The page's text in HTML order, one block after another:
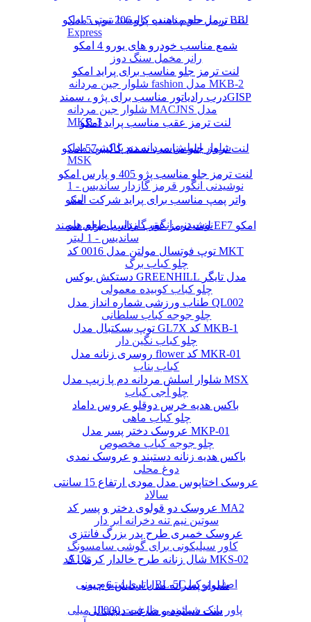
ریمل حجم دهنده کالیستا بیوتی مدل BB
Express
رانر مخمل سنگ دوز
شلوار جین مردانه fashion مدل MKB-2
شلوار جین مردانه MACJNS مدل
MKB-3
شلوار اسلش مردانه دم پا کشی مدل
MSK
نوشیدنی انگور قرمز گازدار ساندیس - 1
لیتر
نوشیدنی انگور گازدار با طعم هلو
ساندیس - 1 لیتر
چلو کباب برگ
چلو کباب کوبیده معمولی
چلو جوجه کباب سلطانی
چلو کباب نگین دار
کباب بناب
چلو آجی کباب
چلو کباب ماهی
چلو جوجه کباب مخصوص
دوغ محلی
سالاد
سوتین نیم تنه دخرانه ابر دار
کاور سیلیکونی برای گوشی سامسونگ
A10s
باتری لیتیوم یونی BL-5C اصلی نوکیا
پاور بانک شیائومی ظرفیت 10000 میلی
لنت ترمز جلو مناسب پژو 206 تیپ 5 امکو
شمع مناسب خودرو های یورو 4 امکو
لنت ترمز جلو مناسب برای پراید امکو
درب رادیاتور مناسب برای پژو ، سمندGISP
لنت ترمز عقب مناسب پراید امکو
لنت ترمز جلو مناسب سمند کالیبر57 امکو
لنت ترمز جلو مناسب پژو 405 و پارس امکو
واتر پمپ مناسب برای پراید شرکت امکو
لنت ترمز عقب مناسب برای سمند EF7 امکو
توپ فوتسال مولتن مدل 0016 کد MKT
دستکش بوکس GREENHILL مدل تایگر
طناب ورزشی شماره انداز مدل QL002
توپ بسکتبال مدل GL7X کد MKB-1
روسری زنانه مدل flower کد MKR-01
شلوار اسلش مردانه دم پا زیپ مدل MSX
باکس هدیه خرس دوقلو عروس داماد
عروسک دختر پسر مدل MKP-01
باکس هدیه زنانه دستبند و عروسک نمدی
عروسک اختاپوس مدل مودی ارتفاع 15 سانتی
عروسک دو قولوی دختر و پسر کد MA2
عروسک خمیری طرح پدر بزرگ فانتزی
شال زنانه طرح خالدار کرمی کد MKS-02
شلوار پسرانه مدل اسلش 6 جیب
ست دستبند و ساعت دیجیتالی